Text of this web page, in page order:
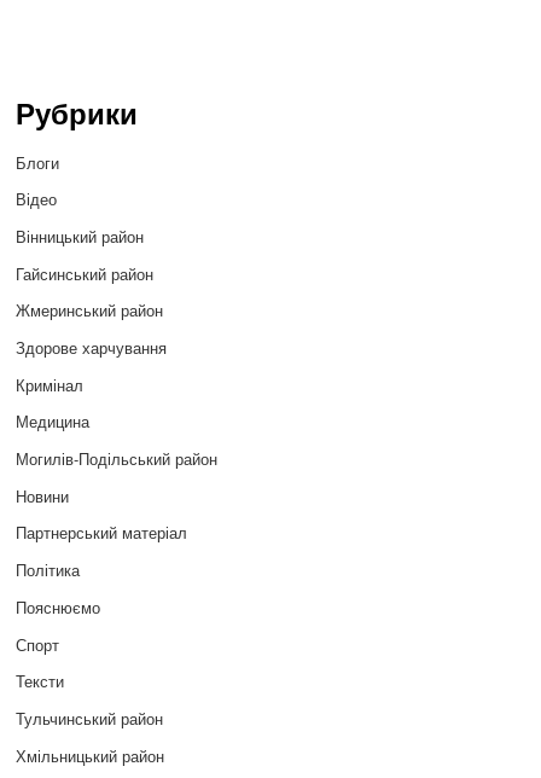
Рубрики
Блоги
Відео
Вінницький район
Гайсинський район
Жмеринський район
Здорове харчування
Кримінал
Медицина
Могилів-Подільський район
Новини
Партнерський матеріал
Політика
Пояснюємо
Спорт
Тексти
Тульчинський район
Хмільницький район